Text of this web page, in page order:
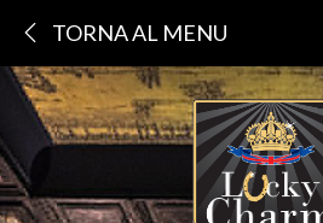
TORNA AL MENU